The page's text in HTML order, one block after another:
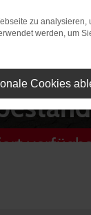
zu
werden, um
Cookies